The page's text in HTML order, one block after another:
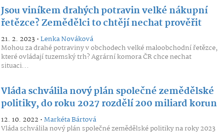
Jsou viníkem drahých potravin velké nákupní
řetězce? Zemědělci to chtějí nechat prověřit
21. 2. 2023 •Lenka Nováková
Mohou za drahé potraviny v obchodech velké maloobchodní řetězce,
které ovládají tuzemský trh? Agrární komora ČR chce nechat
situaci...
Vláda schválila nový plán společné zemědělské
politiky, do roku 2027 rozdělí 200 miliard korun
12. 10. 2022 •Markéta Bártová
Vláda schválila nový plán společné zemědělské politiky na roky 2023